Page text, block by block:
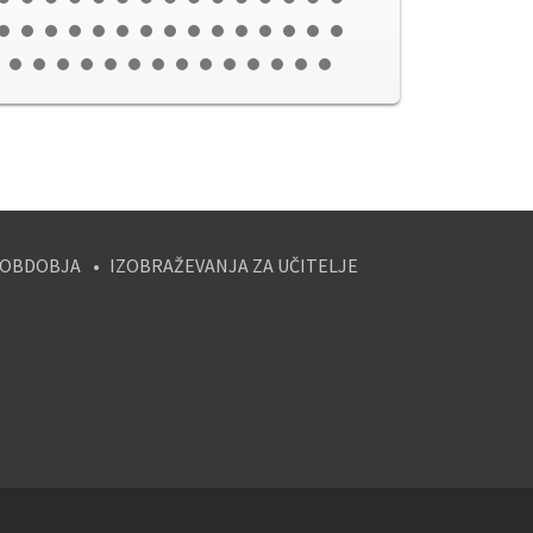
IZOBRAŽEVANJA ZA UČITELJE